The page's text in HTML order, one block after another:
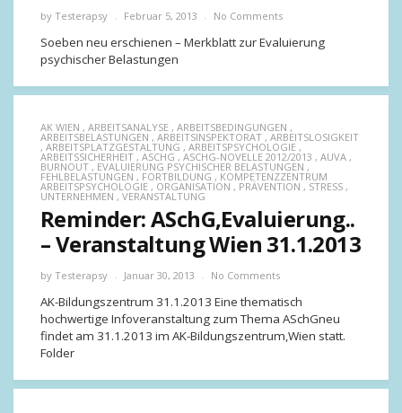
by Testerapsy Februar 5, 2013 No Comments
Soeben neu erschienen – Merkblatt zur Evaluierung
psychischer Belastungen
AK WIEN , ARBEITSANALYSE , ARBEITSBEDINGUNGEN ,
ARBEITSBELASTUNGEN , ARBEITSINSPEKTORAT , ARBEITSLOSIGKEIT
, ARBEITSPLATZGESTALTUNG , ARBEITSPSYCHOLOGIE ,
ARBEITSSICHERHEIT , ASCHG , ASCHG-NOVELLE 2012/2013 , AUVA ,
BURNOUT , EVALUIERUNG PSYCHISCHER BELASTUNGEN ,
FEHLBELASTUNGEN , FORTBILDUNG , KOMPETENZZENTRUM
ARBEITSPSYCHOLOGIE , ORGANISATION , PRÄVENTION , STRESS ,
UNTERNEHMEN , VERANSTALTUNG
Reminder: ASchG,Evaluierung..
– Veranstaltung Wien 31.1.2013
by Testerapsy Januar 30, 2013 No Comments
AK-Bildungszentrum 31.1.2013 Eine thematisch
hochwertige Infoveranstaltung zum Thema ASchGneu
findet am 31.1.2013 im AK-Bildungszentrum,Wien statt.
Folder